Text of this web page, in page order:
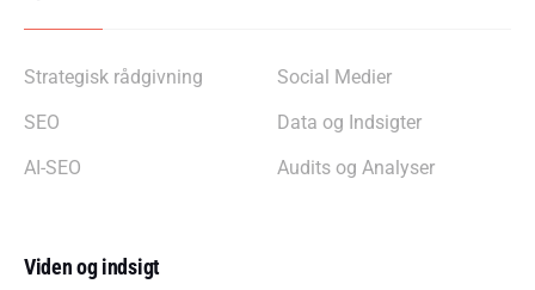
Strategisk rådgivning
SEO
AI-SEO
Social Medier
Data og Indsigter
Audits og Analyser
Viden og indsigt